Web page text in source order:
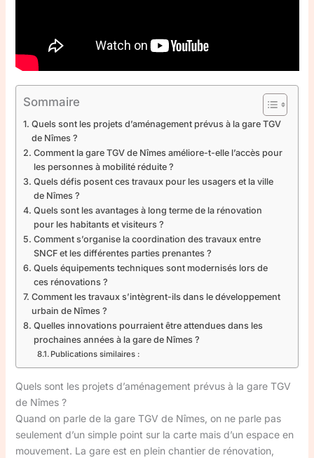
Sommaire
Quels sont les projets d’aménagement prévus à la gare TGV
de Nîmes ?
Comment la gare TGV de Nîmes améliore-t-elle l’accès pour
les personnes à mobilité réduite ?
Quels défis posent ces travaux pour les usagers et la ville
de Nîmes ?
Quels sont les avantages à long terme de la rénovation
pour les habitants et visiteurs ?
Comment s’organise la coordination des travaux entre
SNCF et les différentes parties prenantes ?
Quels équipements techniques sont modernisés lors de
ces rénovations ?
Comment les travaux s’intègrent-ils dans le développement
urbain de Nîmes ?
Quelles innovations pourraient être attendues dans les
prochaines années à la gare de Nîmes ?
Publications similaires :
Quels sont les projets d’aménagement prévus à la gare TGV
de Nîmes ?
Quand on parle de la gare TGV de Nîmes, on ne parle pas
seulement d’un simple point sur la carte mais d’un espace en
mouvement. La gare est en plein chantier de rénovation,